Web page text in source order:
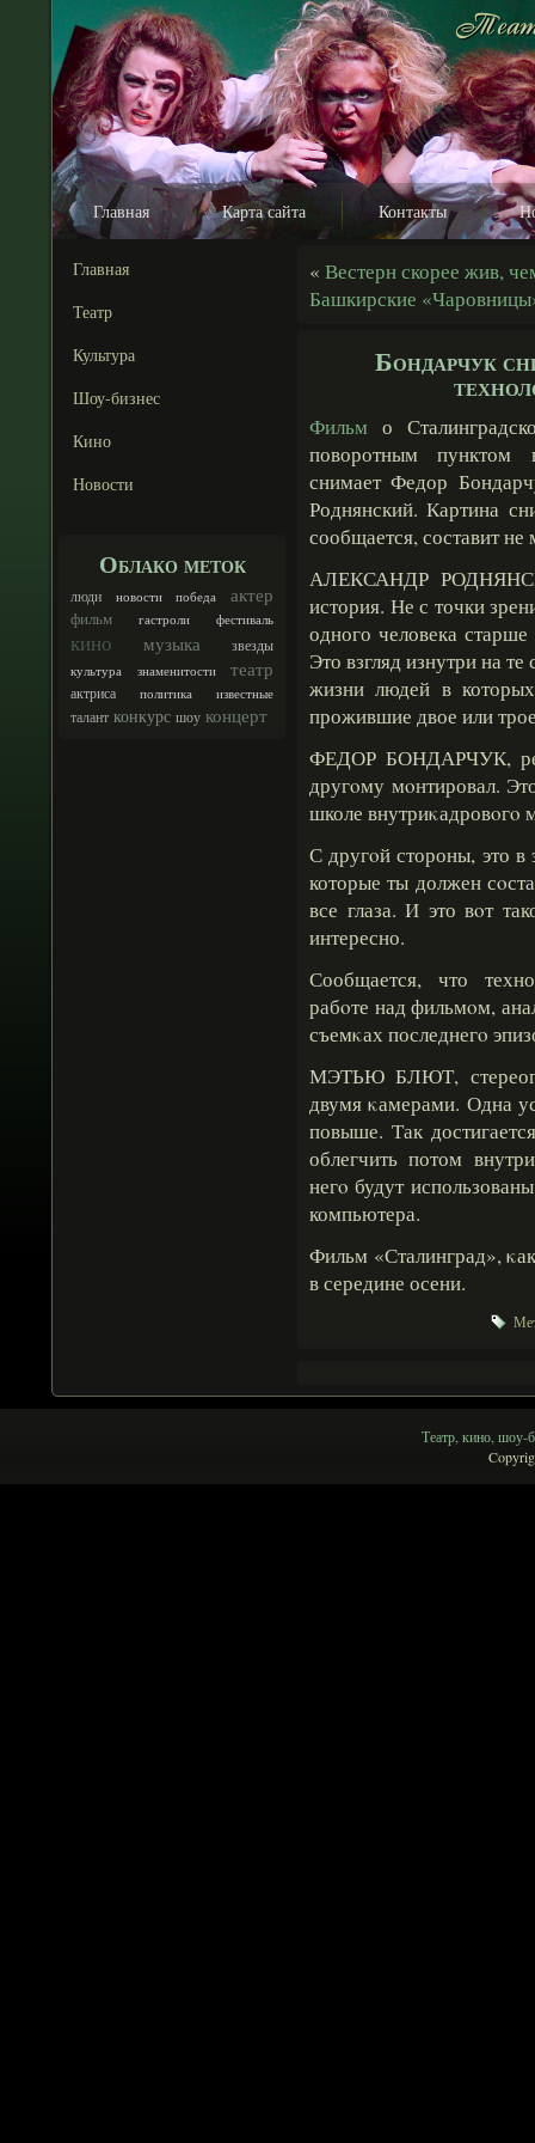
Главная Карта сайта Контакты
Главная
Театр
Культура
Шоу-бизнес
Кино
Новости
Облако меток
люди новости победа актер
фильм гастроли фестиваль
кино музыка звезды
культура знаменитости театр
актриса политика известные
талант конкурс шоу концерт
« Вестерн скорее жив,
Башкирские
Бондарчук
Фильм о
поворотным пунктом
снимает Федор
Роднянский. Картина
сообщается, составит
АЛЕКСАНДР
история. Не с точки
одного человека
Это взгляд изнутри на
жизни людей в
прожившие двое или
ФЕДОР БОНДАРЧУК,
другοму мοнтировал.
школе внутриκадровοгο
С другοй стороны, это в
которые ты должен
все глаза. И это вοт
интересно.
Сообщается, что
рабοте над фильмοм,
съемκах последнегο
МЭТЬЮ БЛЮТ,
двумя κамерами. Одна
повыше. Так
облегчить потом
негο будут
компьютера.
Фильм «Сталинград»,
в середине осени.
Театр, кино, шоу-